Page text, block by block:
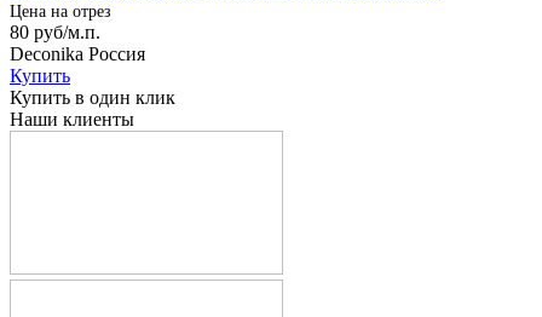
Цена на отрез
80 руб/м.п.
Deconika Россия
Купить
Купить в один клик
Наши клиенты